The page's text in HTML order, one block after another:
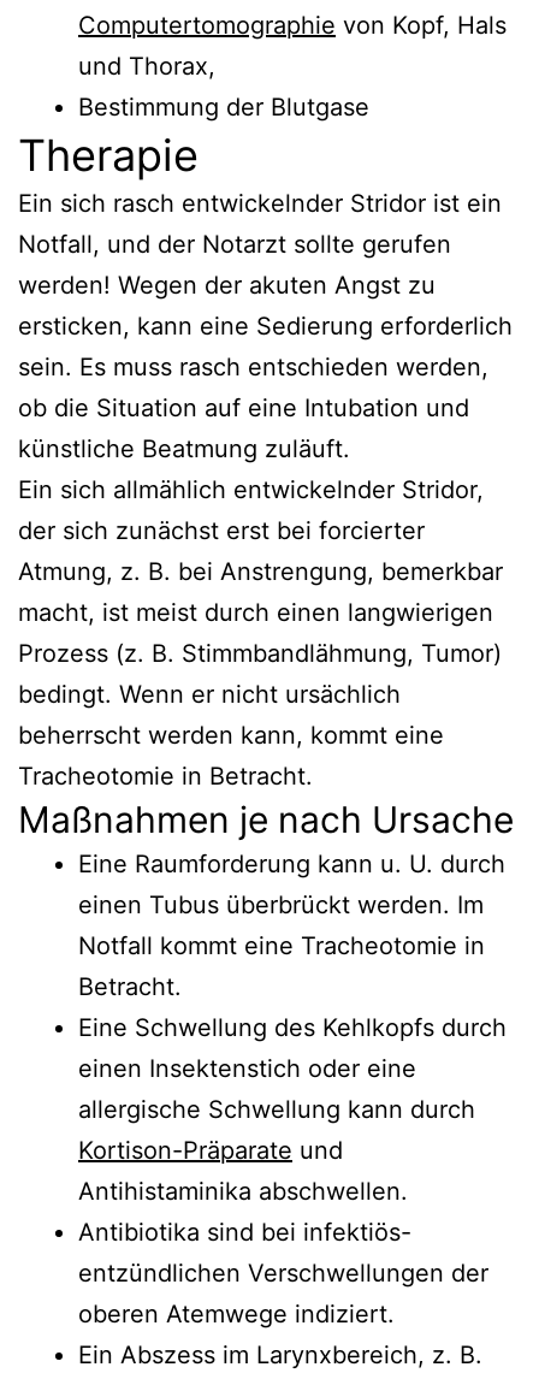
Computertomographie von Kopf, Hals
und Thorax,
Bestimmung der Blutgase
Therapie
Ein sich rasch entwickelnder Stridor ist ein
Notfall, und der Notarzt sollte gerufen
werden! Wegen der akuten Angst zu
ersticken, kann eine Sedierung erforderlich
sein. Es muss rasch entschieden werden,
ob die Situation auf eine Intubation und
künstliche Beatmung zuläuft.
Ein sich allmählich entwickelnder Stridor,
der sich zunächst erst bei forcierter
Atmung, z. B. bei Anstrengung, bemerkbar
macht, ist meist durch einen langwierigen
Prozess (z. B. Stimmbandlähmung, Tumor)
bedingt. Wenn er nicht ursächlich
beherrscht werden kann, kommt eine
Tracheotomie in Betracht.
Maßnahmen je nach Ursache
Eine Raumforderung kann u. U. durch
einen Tubus überbrückt werden. Im
Notfall kommt eine Tracheotomie in
Betracht.
Eine Schwellung des Kehlkopfs durch
einen Insektenstich oder eine
allergische Schwellung kann durch
Kortison-Präparate und
Antihistaminika abschwellen.
Antibiotika sind bei infektiös-
entzündlichen Verschwellungen der
oberen Atemwege indiziert.
Ein Abszess im Larynxbereich, z. B.